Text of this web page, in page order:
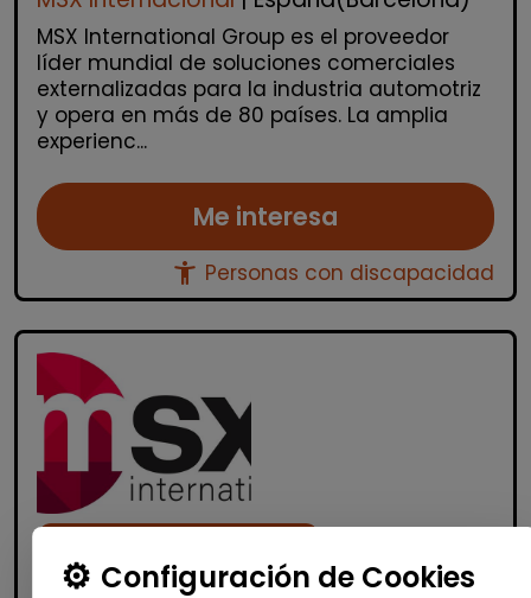
MSX International Group es el proveedor
líder mundial de soluciones comerciales
externalizadas para la industria automotriz
y opera en más de 80 países. La amplia
experienc...
Me interesa
accessibility_new Personas con discapacidad
Consultoría y Asesoría
Configuración de Cookies